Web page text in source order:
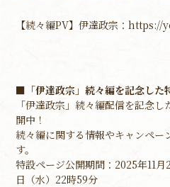
【続々編PV】伊達政宗：
■「伊達政宗」続々編を記念した
「伊達政宗」続々編配信を記念
開中！
続々編に関する情報やキャンペー
す。
特設ページ公開期間：2025年11
日（水）22時59分